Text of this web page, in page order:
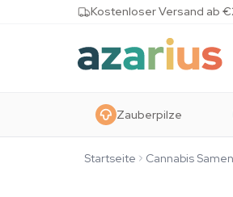
Skip to contentKostenloser Versand ab
Zauberpilze
Startseite Cannabis Samen